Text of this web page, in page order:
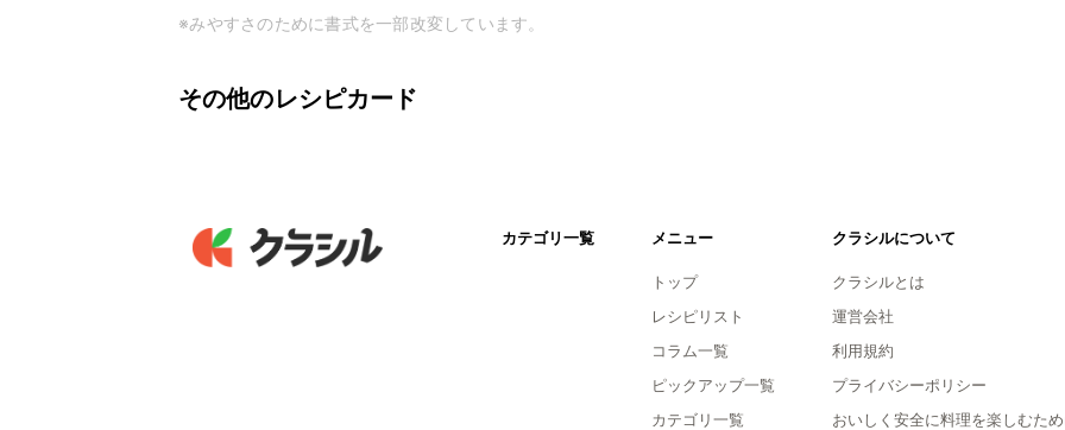
※みやすさのために書式を一部改変しています。
その他のレシピカード
カテゴリ一覧 メニュー
トップ
レシピリスト
コラム一覧
ピックアップ一覧
カテゴリ一覧
クラシルについて
クラシルとは
運営会社
利用規約
プライバシーポリシー
おいしく安全に料理を楽しむため